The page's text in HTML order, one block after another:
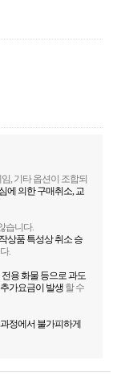
, 기타 옵션이 조합되
에 의한 구매취소, 교
습니다.
상품 특성상 취소 승
.
전용 화물 등으로 과도
가요금이 발생 할 수
정에서 불가피하게